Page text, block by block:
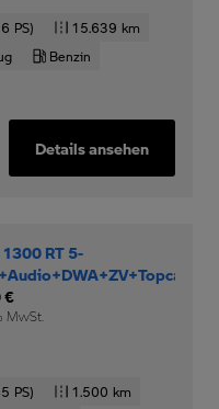
PS)
15.639 km
Benzin
Details ansehen
RT 5-
€
MwSt.
PS)
1.500 km